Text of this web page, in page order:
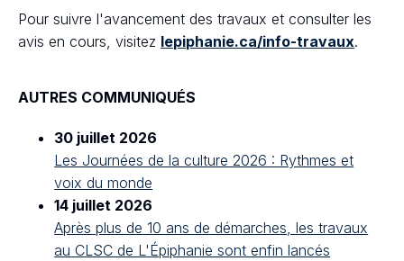
Pour suivre l'avancement des travaux et consulter les
avis en cours, visitez lepiphanie.ca/info-travaux.
AUTRES COMMUNIQUÉS
30 juillet 2026
Les Journées de la culture 2026 : Rythmes et
voix du monde
14 juillet 2026
Après plus de 10 ans de démarches, les travaux
au CLSC de L'Épiphanie sont enfin lancés